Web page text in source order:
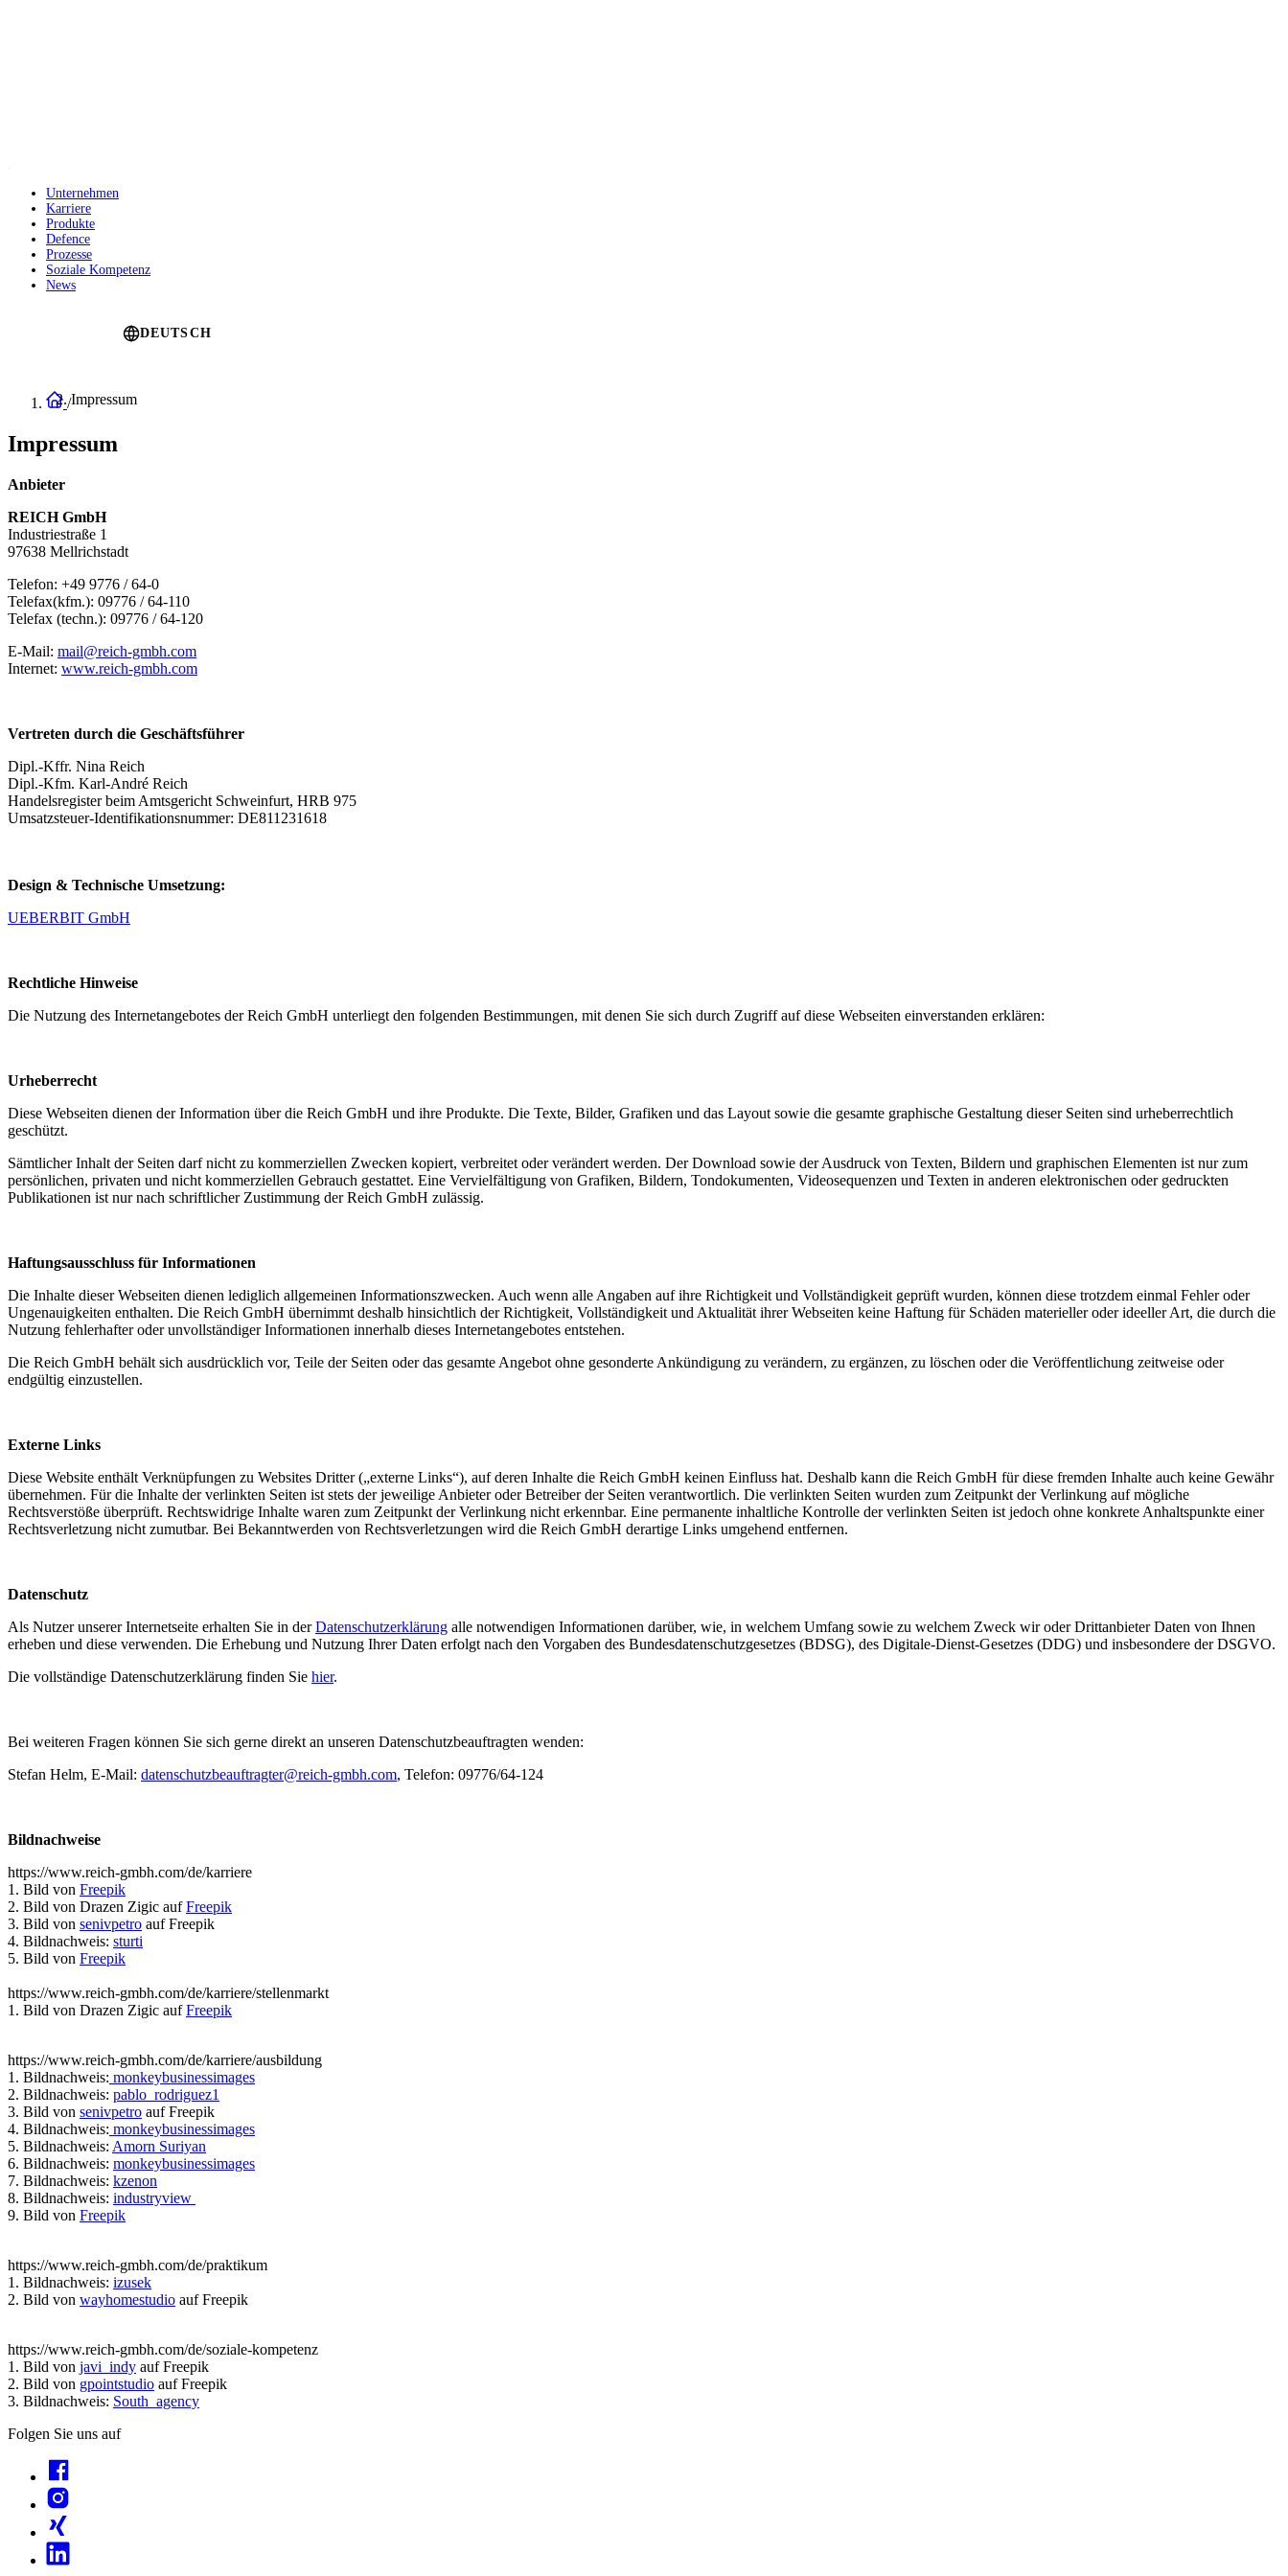
Main
navigation
Unternehmen
Karriere
Produkte
Defence
Prozesse
Soziale Kompetenz
News
DEUTSCH
Startseite
Impressum
Impressum
Anbieter
REICH GmbH
Industriestraße 1
97638 Mellrichstadt
Telefon: +49 9776 / 64-0
Telefax(kfm.): 09776 / 64-110
Telefax (techn.): 09776 / 64-120
E-Mail: mail@reich-gmbh.com
Internet: www.reich-gmbh.com
Vertreten durch die Geschäftsführer
Dipl.-Kffr. Nina Reich
Dipl.-Kfm. Karl-André Reich
Handelsregister beim Amtsgericht Schweinfurt, HRB 975
Umsatzsteuer-Identifikationsnummer: DE811231618
Design & Technische Umsetzung:
UEBERBIT GmbH
Rechtliche Hinweise
Die Nutzung des Internetangebotes der Reich GmbH unterliegt den folgenden Bestimmungen, mit denen Sie sich durch Zugriff auf diese Webseiten einverstanden erklären:
Urheberrecht
Diese Webseiten dienen der Information über die Reich GmbH und ihre Produkte. Die Texte, Bilder, Grafiken und das Layout sowie die gesamte graphische Gestaltung dieser Seiten sind urheberrechtlich
geschützt.
Sämtlicher Inhalt der Seiten darf nicht zu kommerziellen Zwecken kopiert, verbreitet oder verändert werden. Der Download sowie der Ausdruck von Texten, Bildern und graphischen Elementen ist nur zum
persönlichen, privaten und nicht kommerziellen Gebrauch gestattet. Eine Vervielfältigung von Grafiken, Bildern, Tondokumenten, Videosequenzen und Texten in anderen elektronischen oder gedruckten
Publikationen ist nur nach schriftlicher Zustimmung der Reich GmbH zulässig.
Haftungsausschluss für Informationen
Die Inhalte dieser Webseiten dienen lediglich allgemeinen Informationszwecken. Auch wenn alle Angaben auf ihre Richtigkeit und Vollständigkeit geprüft wurden, können diese trotzdem einmal Fehler oder
Ungenauigkeiten enthalten. Die Reich GmbH übernimmt deshalb hinsichtlich der Richtigkeit, Vollständigkeit und Aktualität ihrer Webseiten keine Haftung für Schäden materieller oder ideeller Art, die durch die
Nutzung fehlerhafter oder unvollständiger Informationen innerhalb dieses Internetangebotes entstehen.
Die Reich GmbH behält sich ausdrücklich vor, Teile der Seiten oder das gesamte Angebot ohne gesonderte Ankündigung zu verändern, zu ergänzen, zu löschen oder die Veröffentlichung zeitweise oder
endgültig einzustellen.
Externe Links
Diese Website enthält Verknüpfungen zu Websites Dritter („externe Links“), auf deren Inhalte die Reich GmbH keinen Einfluss hat. Deshalb kann die Reich GmbH für diese fremden Inhalte auch keine Gewähr
übernehmen. Für die Inhalte der verlinkten Seiten ist stets der jeweilige Anbieter oder Betreiber der Seiten verantwortlich. Die verlinkten Seiten wurden zum Zeitpunkt der Verlinkung auf mögliche
Rechtsverstöße überprüft. Rechtswidrige Inhalte waren zum Zeitpunkt der Verlinkung nicht erkennbar. Eine permanente inhaltliche Kontrolle der verlinkten Seiten ist jedoch ohne konkrete Anhaltspunkte einer
Rechtsverletzung nicht zumutbar. Bei Bekanntwerden von Rechtsverletzungen wird die Reich GmbH derartige Links umgehend entfernen.
Datenschutz
Als Nutzer unserer Internetseite erhalten Sie in derDatenschutzerklärung alle notwendigen Informationen darüber, wie, in welchem Umfang sowie zu welchem Zweck wir oder Drittanbieter Daten von Ihnen
erheben und diese verwenden. Die Erhebung und Nutzung Ihrer Daten erfolgt nach den Vorgaben des Bundesdatenschutzgesetzes (BDSG), des Digitale-Dienst-Gesetzes (DDG) und insbesondere der DSGVO.
Die vollständige Datenschutzerklärung finden Sie hier.
Bei weiteren Fragen können Sie sich gerne direkt an unseren Datenschutzbeauftragten wenden:
Stefan Helm, E-Mail: datenschutzbeauftragter@reich-gmbh.com, Telefon: 09776/64-124
Bildnachweise
https://www.reich-gmbh.com/de/karriere
1. Bild von Freepik
2. Bild von Drazen Zigic aufFreepik
3. Bild von senivpetro auf Freepik
4. Bildnachweis: sturti
5. Bild von Freepik
https://www.reich-gmbh.com/de/karriere/stellenmarkt
1. Bild von Drazen Zigic aufFreepik
https://www.reich-gmbh.com/de/karriere/ausbildung
1. Bildnachweis: monkeybusinessimages
2. Bildnachweis: pablo_rodriguez1
3. Bild von senivpetro auf Freepik
4. Bildnachweis: monkeybusinessimages
5. Bildnachweis: Amorn Suriyan
6. Bildnachweis: monkeybusinessimages
7. Bildnachweis: kzenon
8. Bildnachweis: industryview
9. Bild von Freepik
https://www.reich-gmbh.com/de/praktikum
1. Bildnachweis: izusek
2. Bild von wayhomestudio auf Freepik
https://www.reich-gmbh.com/de/soziale-kompetenz
1. Bild von javi_indy auf Freepik
2. Bild von gpointstudio auf Freepik
3. Bildnachweis: South_agency
Folgen Sie uns auf
Linkedin